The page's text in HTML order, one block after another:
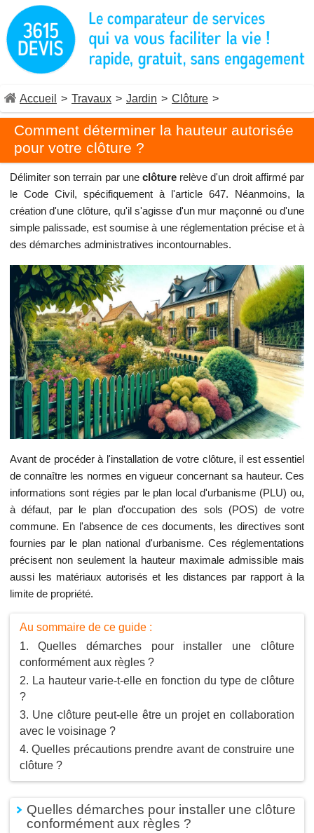
Accueil > Travaux > Jardin > Clôture >
Comment déterminer la hauteur autorisée
pour votre clôture ?
Délimiter son terrain par une clôture relève d'un droit affirmé par
le Code Civil, spécifiquement à l'article 647. Néanmoins, la
création d'une clôture, qu'il s'agisse d'un mur maçonné ou d'une
simple palissade, est soumise à une réglementation précise et à
des démarches administratives incontournables.
Avant de procéder à l'installation de votre clôture, il est essentiel
de connaître les normes en vigueur concernant sa hauteur. Ces
informations sont régies par le plan local d'urbanisme (PLU) ou,
à défaut, par le plan d'occupation des sols (POS) de votre
commune. En l'absence de ces documents, les directives sont
fournies par le plan national d'urbanisme. Ces réglementations
précisent non seulement la hauteur maximale admissible mais
aussi les matériaux autorisés et les distances par rapport à la
limite de propriété.
Au sommaire de ce guide :
Quelles démarches pour installer une clôture
conformément aux règles ?
La hauteur varie-t-elle en fonction du type de clôture
?
Une clôture peut-elle être un projet en collaboration
avec le voisinage ?
Quelles précautions prendre avant de construire une
clôture ?
Quelles démarches pour installer une clôture
conformément aux règles ?